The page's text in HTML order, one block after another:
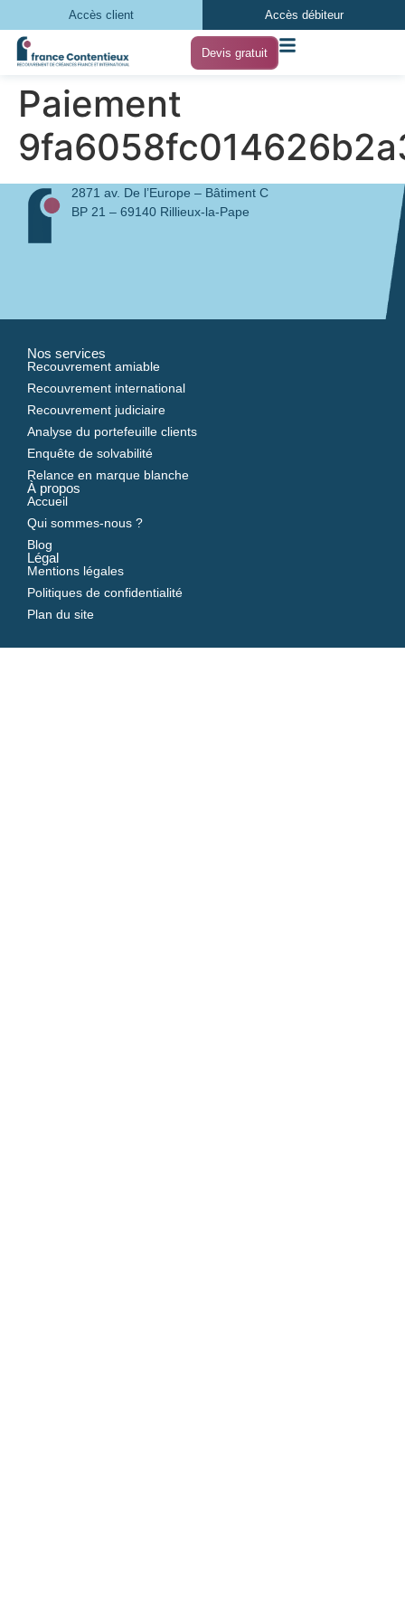
Accès client Accès débiteur
Devis gratuit
Paiement
2871 av. De l’Europe – Bâtiment C
BP 21 – 69140 Rillieux-la-Pape
Nos services
Recouvrement amiable
Recouvrement international
Recouvrement judiciaire
Analyse du portefeuille clients
Enquête de solvabilité
Relance en marque blanche
À propos
Accueil
Qui sommes-nous ?
Blog
Légal
Mentions légales
Politiques de confidentialité
Plan du site